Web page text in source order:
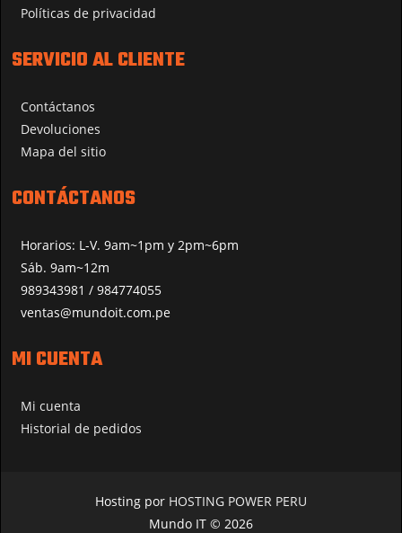
Políticas de privacidad
SERVICIO AL CLIENTE
Contáctanos
Devoluciones
Mapa del sitio
CONTÁCTANOS
Horarios: L-V. 9am~1pm y 2pm~6pm
Sáb. 9am~12m
989343981 / 984774055
ventas@mundoit.com.pe
MI CUENTA
Mi cuenta
Historial de pedidos
Hosting por HOSTING POWER PERU
Mundo IT © 2026